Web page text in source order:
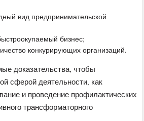
вид предпринимательской
бизнес;
конкурирующих организаций.
доказательства, чтобы
сферой деятельности, как
и проведение профилактических
трансформаторного